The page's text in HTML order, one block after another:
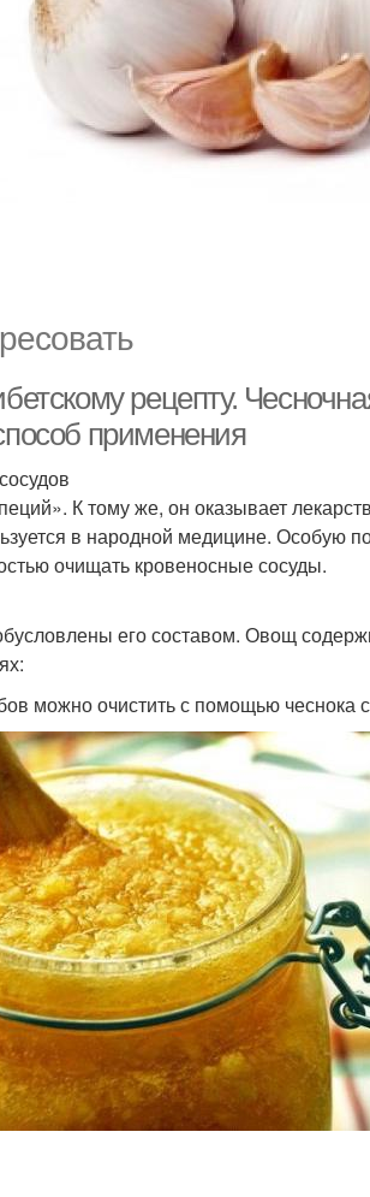
рецепту.
применения
К тому же, он оказывает
в народной медицине. Особую
очищать кровеносные сосуды.
его составом. Овощ
можно очистить с помощью чеснока